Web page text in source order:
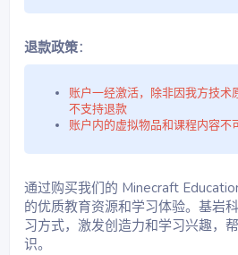
退款政策：
账户一经激活，除非因我方技术
不支持退款
账户内的虚拟物品和课程内容不
通过购买我们的 Minecraft
的优质教育资源和学习体验。基岩
习方式，激发创造力和学习兴趣，
识。